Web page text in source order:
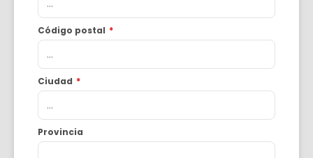
Código postal *
Ciudad *
Provincia